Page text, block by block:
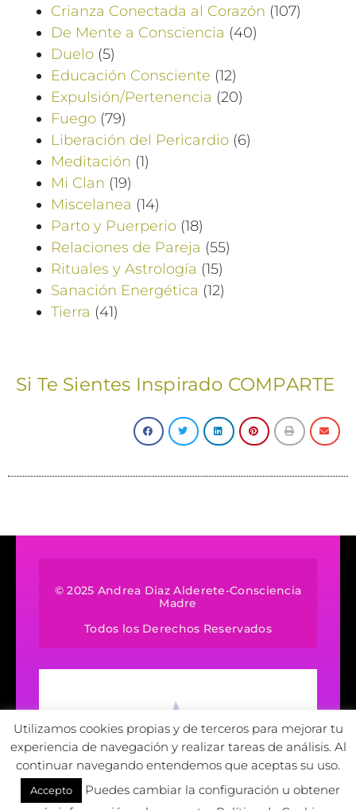
Crianza Conectada al Corazón (107)
De Mente a Consciencia (40)
Duelo (5)
Educación Consciente (12)
Expulsión/Pertenencia (20)
Fuego (79)
Liberación del Pericardio (6)
Meditación (1)
Mi Clan (19)
Miscelanea (14)
Parto y Puerperio (18)
Relaciones de Pareja (55)
Rituales y Astrología (15)
Sanación Energética (12)
Tierra (41)
Si Te Sientes Inspirado COMPARTE
© 2025 Andrea Diaz Alderete-Consciencia
Madre
Todos los Derechos Reservados
Utilizamos cookies propias y de terceros para mejorar tu
experiencia de navegación y realizar tareas de análisis. Al
continuar navegando entendemos que aceptas su uso.
Accepto
Puedes cambiar la configuración u obtener